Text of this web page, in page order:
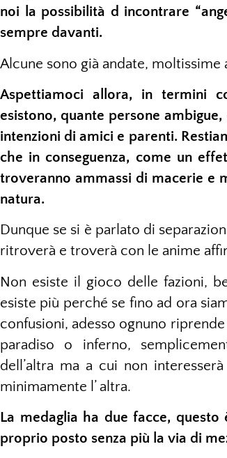
noi la possibilità d incontrare
sempre davanti.
Alcune sono già andate, moltissime
Aspettiamoci allora, in termini
esistono, quante persone
intenzioni di amici e parenti.
che in conseguenza, come un
troveranno ammassi di macerie e
natura.
Dunque se si è parlato di
ritroverà e troverà con le anime
Non esiste il gioco delle fazioni,
esiste più perché se fino ad ora
confusioni, adesso ognuno
paradiso o inferno,
dell’altra ma a cui non
minimamente l’ altra.
La medaglia ha due facce,
proprio posto senza più la via di